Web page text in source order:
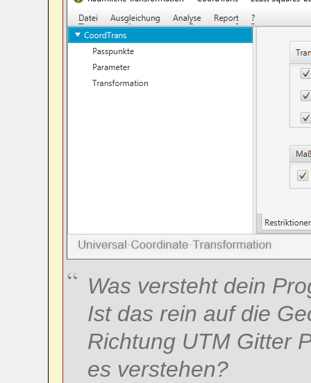
Was versteht dein
Ist das rein auf die
Richtung UTM Gitter
es verstehen?